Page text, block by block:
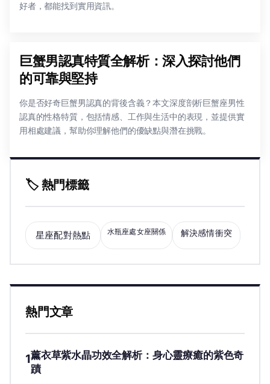
好者，都能找到實用資訊。
巨蟹男認真特質全解析：深入探討他們
的可靠與堅持
你是否好奇巨蟹男認真的背後含義？本文深度剖析巨蟹座男性
認真的性格特質，包括情感、工作與生活中的表現，並提供實
用相處建議，幫助你理解他們的優缺點與潛在挑戰。
🏷️ 熱門標籤
星座配對熱點 水瓶座處女座關係 解決感情衝突
熱門文章
1薰衣草紫水晶功效全解析：身心靈療癒的紫色奇
蹟